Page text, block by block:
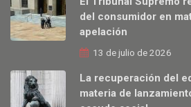
del consumidor en
apelación
13 de julio de 2026
La recuperación del
materia de